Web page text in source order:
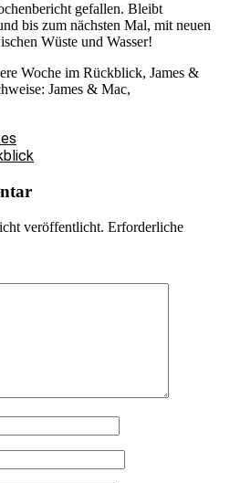
gefallen. Bleibt
bis zum nächsten Mal, mit neuen
Wüste und Wasser!
Woche im Rückblick, James &
James & Mac,
veröffentlicht. Erforderliche